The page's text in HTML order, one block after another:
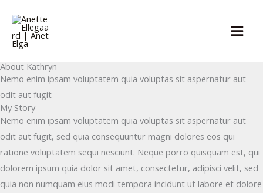
indholdet
About Kathryn
Nemo enim ipsam voluptatem quia voluptas sit aspernatur aut
odit aut fugit
My Story
Nemo enim ipsam voluptatem quia voluptas sit aspernatur aut
odit aut fugit, sed quia consequuntur magni dolores eos qui
ratione voluptatem sequi nesciunt. Neque porro quisquam est, qui
dolorem ipsum quia dolor sit amet, consectetur, adipisci velit, sed
quia non numquam eius modi tempora incidunt ut labore et dolore